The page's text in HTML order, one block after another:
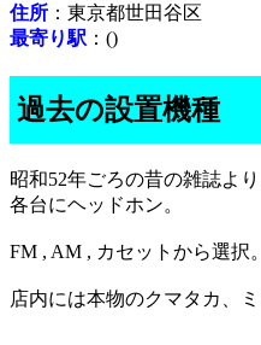
住所 ：東京都世田谷区
最寄り駅 ：()
過去の設置機種
昭和52年ごろの昔の雑誌より
各台にヘッドホン。
FM , AM , カセットから選択
店内には本物のクマタカ、